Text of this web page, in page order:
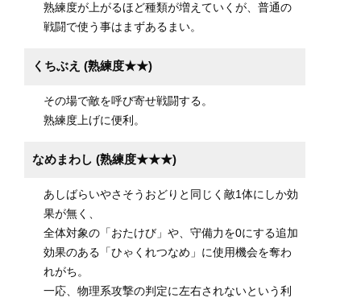
熟練度が上がるほど種類が増えていくが、普通の
戦闘で使う事はまずあるまい。
くちぶえ (熟練度★★)
その場で敵を呼び寄せ戦闘する。
熟練度上げに便利。
なめまわし (熟練度★★★)
あしばらいやさそうおどりと同じく敵1体にしか効
果が無く、
全体対象の「おたけび」や、守備力を0にする追加
効果のある「ひゃくれつなめ」に使用機会を奪わ
れがち。
一応、物理系攻撃の判定に左右されないという利